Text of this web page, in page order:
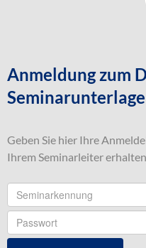
Anmeldung zum
Geben Sie hier Ihre
Ihrem Seminarleiter